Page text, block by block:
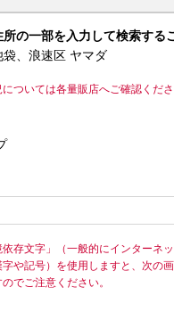
の一部を入力して検索する
、浪速区 ヤマダ
ついては各量販店へご確認くださ
依存文字」（一般的にインターネ
や記号）を使用しますと、次の
でご注意ください。